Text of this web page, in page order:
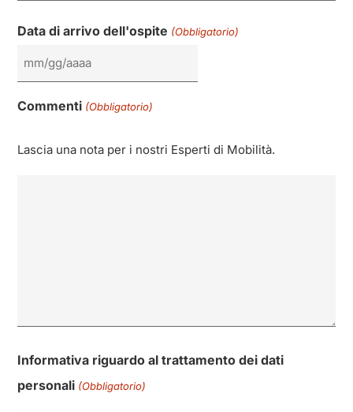
Data di arrivo dell'ospite (Obbligatorio)
Commenti (Obbligatorio)
Lascia una nota per i nostri Esperti di Mobilità.
Informativa riguardo al trattamento dei dati
personali (Obbligatorio)